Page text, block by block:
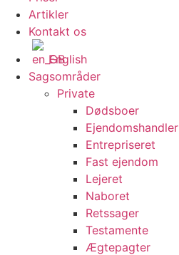
Artikler
Kontakt os
English
Sagsområder
Private
Dødsboer
Ejendomshandler
Entrepriseret
Fast ejendom
Lejeret
Naboret
Retssager
Testamente
Ægtepagter